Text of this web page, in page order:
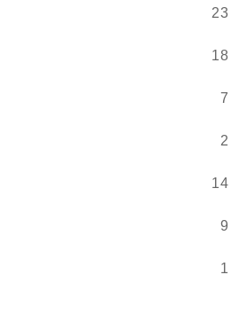
23
18
7
2
14
9
1